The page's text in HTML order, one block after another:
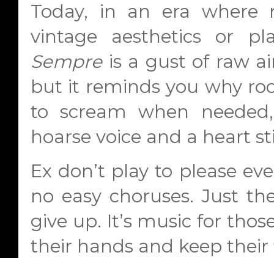
Today, in an era where
vintage aesthetics or
Sempreis a gust of raw
but it reminds you why
to scream when
hoarse voice and a heart
Ex don’t play to please
no easy choruses. Just
give up. It’s music for
their hands and keep their